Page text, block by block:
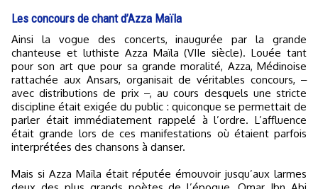
Les concours de chant d’Azza Maïla
Ainsi la vogue des concerts, inaugurée par la grande
chanteuse et luthiste Azza Maïla (VIIe siècle). Louée tant
pour son art que pour sa grande moralité, Azza, Médinoise
rattachée aux Ansars, organisait de véritables concours, ‒
avec distributions de prix ‒, au cours desquels une stricte
discipline était exigée du public : quiconque se permettait de
parler était immédiatement rappelé à l’ordre. L’affluence
était grande lors de ces manifestations où étaient parfois
interprétées des chansons à danser.
Mais si Azza Maïla était réputée émouvoir jusqu’aux larmes